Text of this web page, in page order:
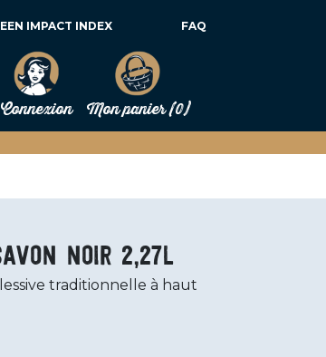
IMPACT INDEX FAQ
Connexion Mon panier(0)
noir 2,27L
traditionnelle à haut